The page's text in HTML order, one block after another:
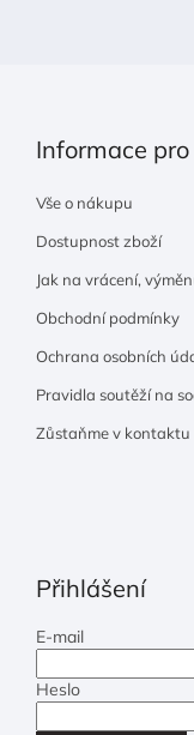
Informace
Vše o nákupu
Dostupnost zboží
Jak na vrácení,
Obchodní podmínky
Ochrana osobních
Pravidla soutěží na
Zůstaňme v kontaktu
Přihlášení
E-mail
Heslo